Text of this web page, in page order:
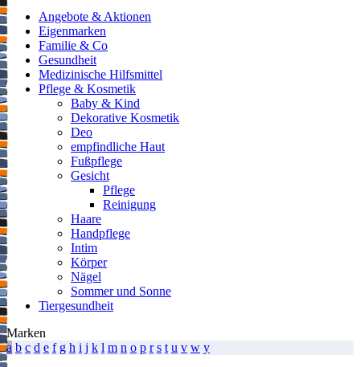
Angebote & Aktionen
Eigenmarken
Familie & Co
Gesundheit
Medizinische Hilfsmittel
Pflege & Kosmetik
Baby & Kind
Dekorative Kosmetik
Deo
empfindliche Haut
Fußpflege
Gesicht
Pflege
Reinigung
Haare
Handpflege
Intim
Körper
Nägel
Sommer und Sonne
Tiergesundheit
Marken
a b c d e f g h i j k l m n o p r s t u v w y